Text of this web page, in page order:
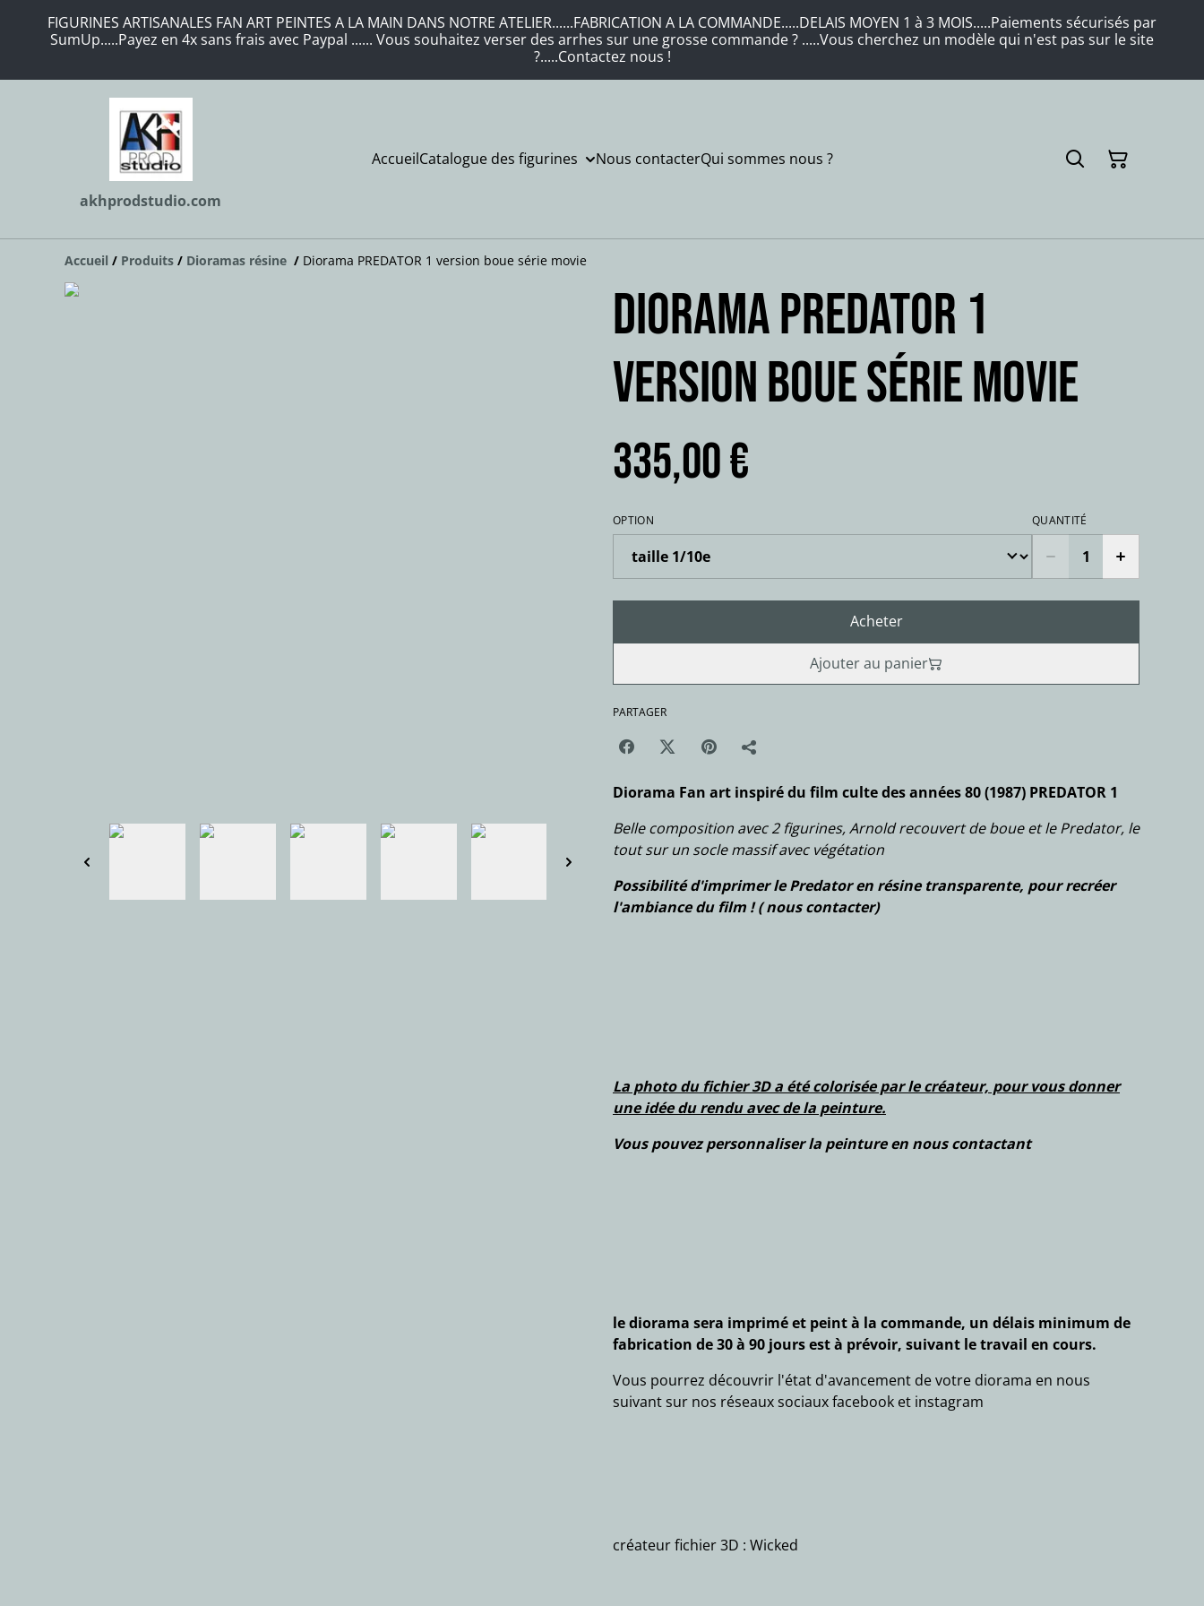
FIGURINES ARTISANALES FAN ART PEINTES A LA MAIN DANS NOTRE ATELIER......FABRICATION A LA COMMANDE.....DELAIS MOYEN 1 à 3 MOIS.....Paiements sécurisés par
SumUp.....Payez en 4x sans frais avec Paypal ...... Vous souhaitez verser des arrhes sur une grosse commande ? .....Vous cherchez un modèle qui n'est pas sur le site
?.....Contactez nous !
akhprodstudio.com
AccueilCatalogue des figurines Nous contacterQui sommes nous ?
Accueil / Produits / Dioramas résine / Diorama PREDATOR 1 version boue série movie
Diorama PREDATOR 1
version boue série movie
335,00 €
OPTION QUANTITÉ
Acheter
Ajouter au panier
PARTAGER
Diorama Fan art inspiré du film culte des années 80 (1987) PREDATOR 1
Belle composition avec 2 figurines, Arnold recouvert de boue et le Predator, le
tout sur un socle massif avec végétation
Possibilité d'imprimer le Predator en résine transparente, pour recréer
l'ambiance du film ! ( nous contacter)
La photo du fichier 3D a été colorisée par le créateur, pour vous donner
une idée du rendu avec de la peinture.
Vous pouvez personnaliser la peinture en nous contactant
le diorama sera imprimé et peint à la commande, un délais minimum de
fabrication de 30 à 90 jours est à prévoir, suivant le travail en cours.
Vous pourrez découvrir l'état d'avancement de votre diorama en nous
suivant sur nos réseaux sociaux facebook et instagram
créateur fichier 3D : Wicked